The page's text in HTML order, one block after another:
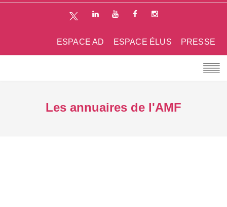
PRESSE
ESPACE ÉLUS
ESPACE AD
Les annuaires de l'AMF